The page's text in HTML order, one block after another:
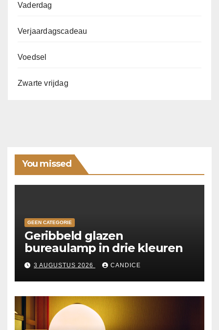
Vaderdag
Verjaardagscadeau
Voedsel
Zwarte vrijdag
You missed
GEEN CATEGORIE
Geribbeld glazen
bureaulamp in drie kleuren
3 AUGUSTUS 2026 CANDICE